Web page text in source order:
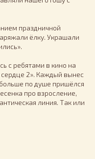
праздничной
ёлку. Украшали
с ребятами в кино на
2». Каждый вынес
по душе пришёлся
про взросление,
линия. Так или